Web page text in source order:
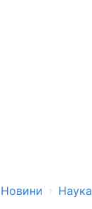
Новини › Наука